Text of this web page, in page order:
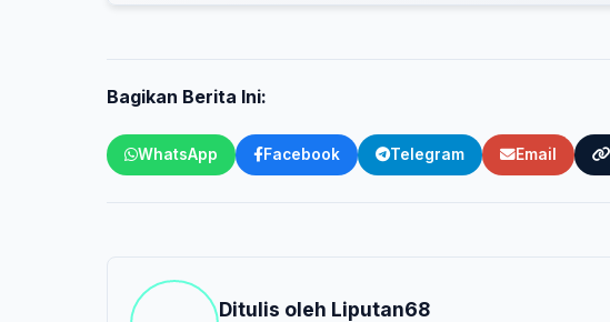
Bagikan Berita Ini:
WhatsApp Facebook Telegram Email
Ditulis oleh Liputan68